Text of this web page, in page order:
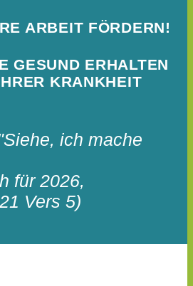
ARBEIT FÖRDERN!
GESUND ERHALTEN
KRANKHEIT
ich mache
für 2026,
Vers 5)